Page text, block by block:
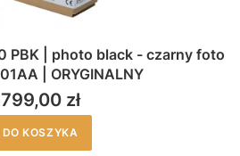
PBK | photo black - czarny foto
| 5277C001AA | ORYGINALNY
799,00 zł
DO KOSZYKA